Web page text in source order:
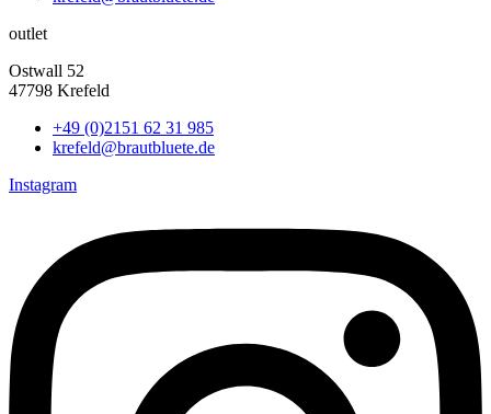
outlet
Ostwall 52
47798 Krefeld
+49 (0)2151 62 31 985
krefeld@brautbluete.de
Instagram